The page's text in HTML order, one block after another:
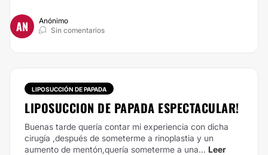
AN
Anónimo
Sin comentarios
LIPOSUCCIÓN DE PAPADA
LIPOSUCCION DE PAPADA ESPECTACULAR!
Buenas tarde quería contar mi experiencia con dicha
cirugía ,después de someterme a rinoplastia y un
aumento de mentón,quería someterme a una... Leer